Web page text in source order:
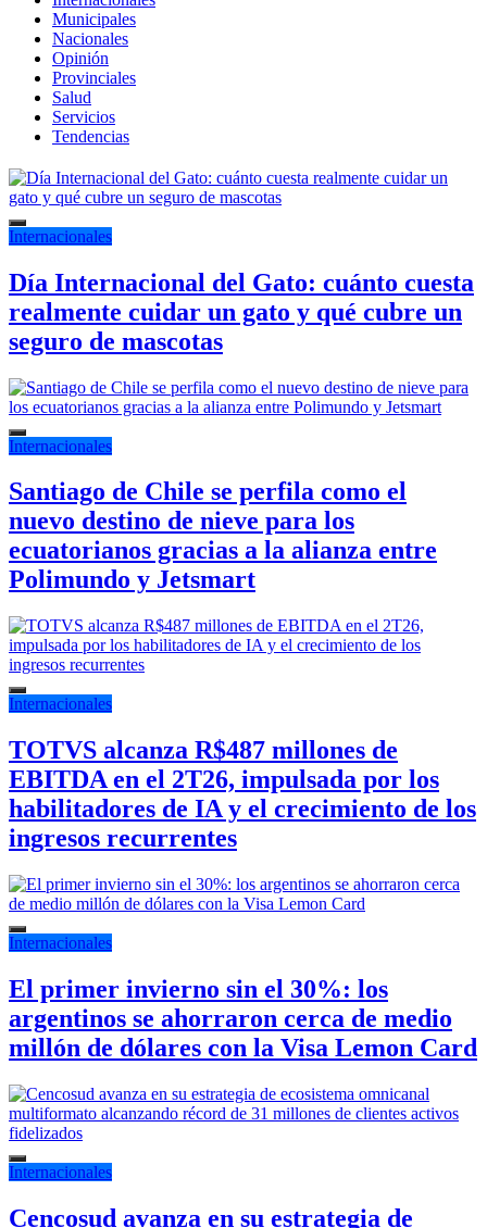
Municipales
Nacionales
Opinión
Provinciales
Salud
Servicios
Tendencias
Internacionales
Día Internacional del Gato: cuánto cuesta
realmente cuidar un gato y qué cubre un
seguro de mascotas
Internacionales
Santiago de Chile se perfila como el
nuevo destino de nieve para los
ecuatorianos gracias a la alianza entre
Polimundo y Jetsmart
Internacionales
TOTVS alcanza R$487 millones de
EBITDA en el 2T26, impulsada por los
habilitadores de IA y el crecimiento de los
ingresos recurrentes
Internacionales
El primer invierno sin el 30%: los
argentinos se ahorraron cerca de medio
millón de dólares con la Visa Lemon Card
Internacionales
Cencosud avanza en su estrategia de